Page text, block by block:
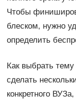
Чтобы
блеском, нужно
определить
Как выбрать
сделать
конкретного